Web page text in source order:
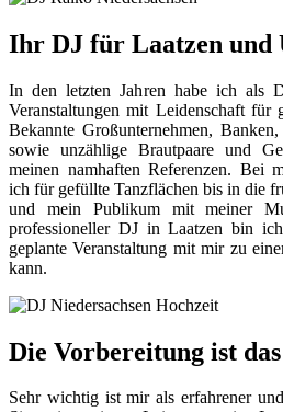
Ihr DJ für Laatzen und
In den letzten Jahren habe ich als
Veranstaltungen mit Leidenschaft für
Bekannte Großunternehmen,
sowie unzählige Brautpaare und
meinen namhaften Referenzen. Bei
ich für gefüllte Tanzflächen bis in die
und mein Publikum mit meiner
professioneller DJ in Laatzen bin
geplante Veranstaltung mit mir zu
kann.
Die Vorbereitung ist
Sehr wichtig ist mir als erfahrener